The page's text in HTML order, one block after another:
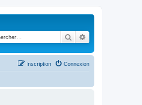
Rechercher
Connexion
Inscription